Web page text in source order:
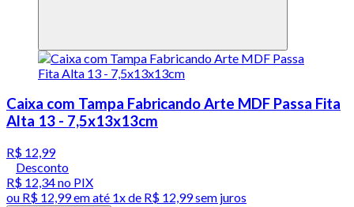
Caixa com Tampa Fabricando Arte MDF Passa Fita
Alta 13 - 7,5x13x13cm
R$ 12,99
Desconto
R$ 12,34no PIX
ou R$ 12,99em até 1x de R$ 12,99sem juros